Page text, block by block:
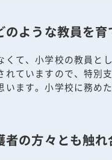
ような教員を育
くて、小学校の教員と
ていますので、特
ます。小学校に務
の方々とも触れ